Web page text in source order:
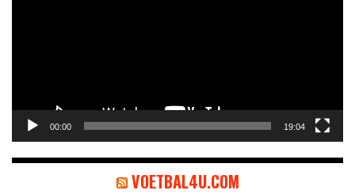
00:00 19:04
VOETBAL4U.COM